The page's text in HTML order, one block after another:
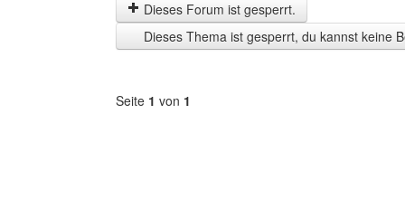
letzten
Zeit
anzeigen
Dieses Forum ist gesperrt.
Dieses Thema ist gesperrt, du kannst keine
Seite 1 von 1